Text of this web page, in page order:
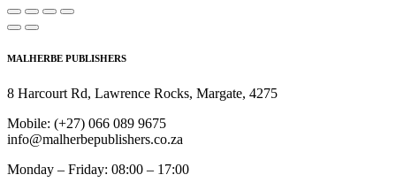
MALHERBE PUBLISHERS
8 Harcourt Rd, Lawrence Rocks, Margate, 4275
Mobile: (+27) 066 089 9675
info@malherbepublishers.co.za
Monday – Friday: 08:00 – 17:00